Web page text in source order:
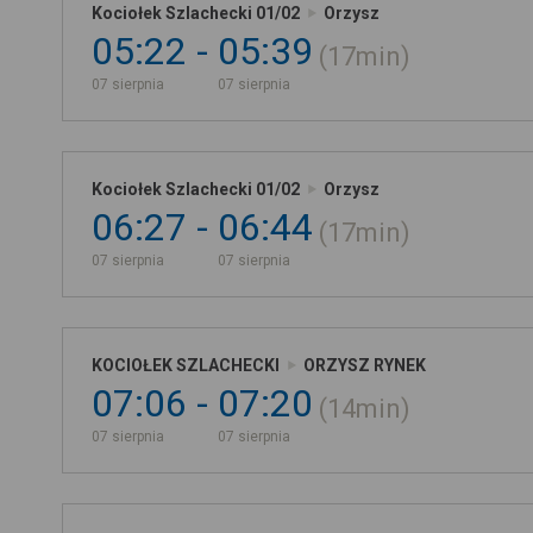
Kociołek Szlachecki 01/02 Orzysz
05:22
07 sierpnia
05:39
07 sierpnia
17min
Kociołek Szlachecki 01/02 Orzysz
06:27
07 sierpnia
06:44
07 sierpnia
17min
KOCIOŁEK SZLACHECKI ORZYSZ RYNEK
07:06
07 sierpnia
07:20
07 sierpnia
14min